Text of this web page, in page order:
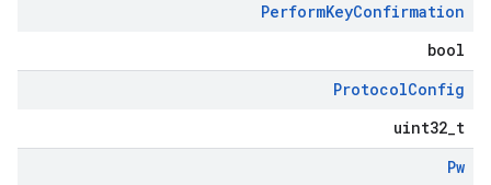
PerformKeyConfirmation
bool
ProtocolConfig
uint32_t
Pw